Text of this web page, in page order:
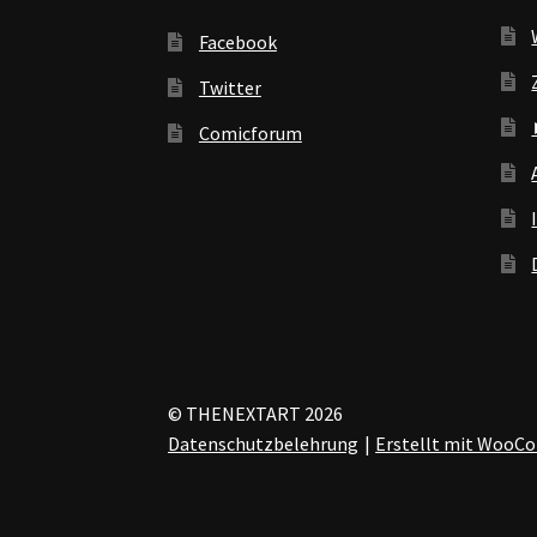
Facebook
Twitter
Comicforum
© THENEXTART 2026
Datenschutzbelehrung
Erstellt mit